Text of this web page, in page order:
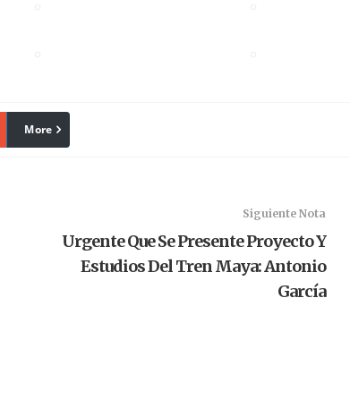
linkedin
More
Siguiente Nota
Urgente Que Se Presente Proyecto Y
Estudios Del Tren Maya: Antonio
García